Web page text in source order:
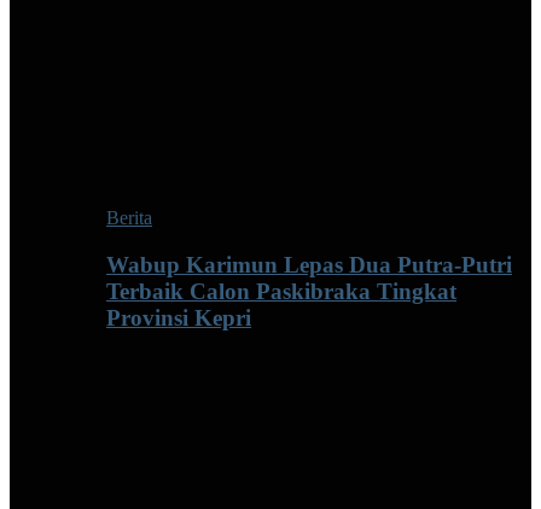
Berita
Wabup Karimun Lepas Dua Putra-Putri
Terbaik Calon Paskibraka Tingkat
Provinsi Kepri